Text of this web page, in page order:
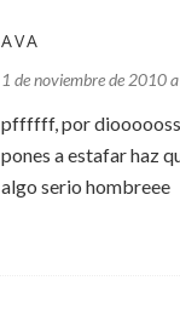
AVA
1 de noviembre de 2010
pffffff, por
pones a estafar haz
algo serio hombreee